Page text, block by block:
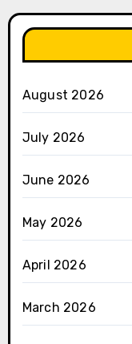
August 2026
July 2026
June 2026
May 2026
April 2026
March 2026